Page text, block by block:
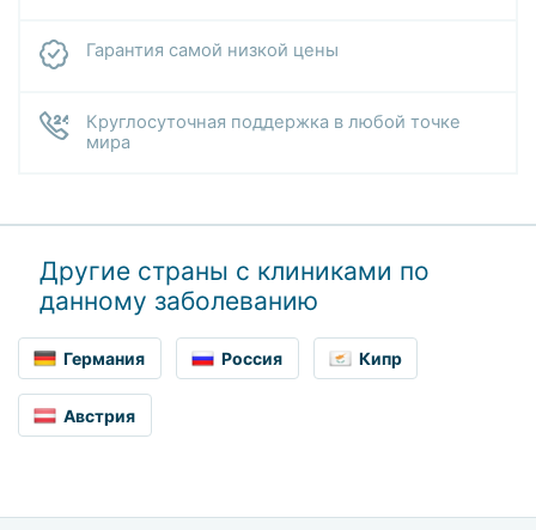
Гарантия самой низкой цены
Круглосуточная поддержка в любой точке
мира
Другие страны с клиниками по
данному заболеванию
Германия Россия Кипр
Австрия